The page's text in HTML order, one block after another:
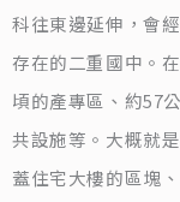
科往東邊延伸，會
存在的二重國中。
頃的產專區、約57
共設施等。大概就
蓋住宅大樓的區塊